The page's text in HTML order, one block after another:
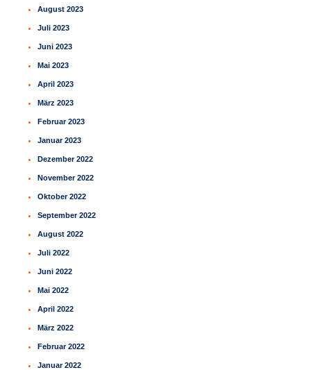
August 2023
Juli 2023
Juni 2023
Mai 2023
April 2023
März 2023
Februar 2023
Januar 2023
Dezember 2022
November 2022
Oktober 2022
September 2022
August 2022
Juli 2022
Juni 2022
Mai 2022
April 2022
März 2022
Februar 2022
Januar 2022